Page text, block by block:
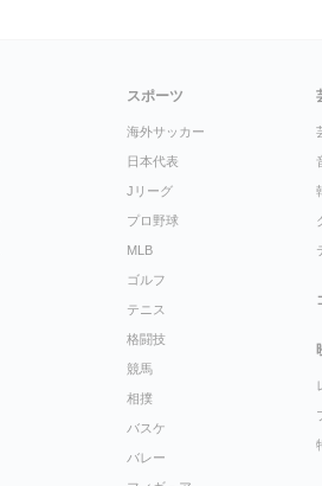
スポーツ
海外サッカー
日本代表
Jリーグ
プロ野球
MLB
ゴルフ
テニス
格闘技
競馬
相撲
バスケ
バレー